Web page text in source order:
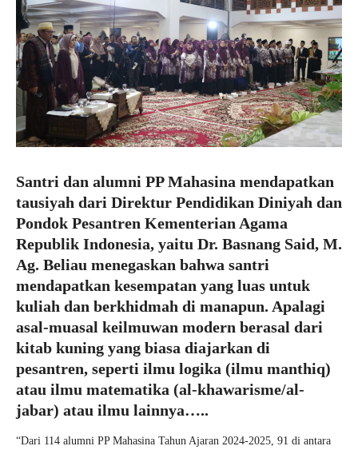
Santri dan alumni PP Mahasina mendapatkan
tausiyah dari Direktur Pendidikan Diniyah dan
Pondok Pesantren Kementerian Agama
Republik Indonesia, yaitu Dr. Basnang Said, M.
Ag. Beliau menegaskan bahwa santri
mendapatkan kesempatan yang luas untuk
kuliah dan berkhidmah di manapun. Apalagi
asal-muasal keilmuwan modern berasal dari
kitab kuning yang biasa diajarkan di
pesantren, seperti ilmu logika (ilmu manthiq)
atau ilmu matematika (al-khawarisme/al-
jabar) atau ilmu lainnya…..
“Dari 114 alumni PP Mahasina Tahun Ajaran 2024-2025, 91 di antara